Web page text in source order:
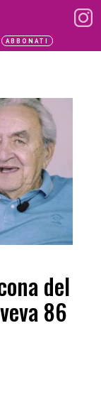
ABBONATI
del
86